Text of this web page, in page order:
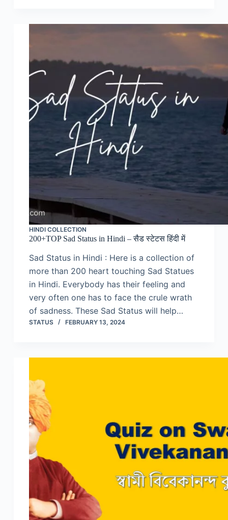
HINDI COLLECTION
200+TOP Sad Status in Hindi – सैड स्टेटस हिंदी में
Sad Status in Hindi : Here is a collection of
more than 200 heart touching Sad Statues
in Hindi. Everybody has their feeling and
very often one has to face the crule wrath
of sadness. These Sad Status will help…
STATUS FEBRUARY 13, 2024